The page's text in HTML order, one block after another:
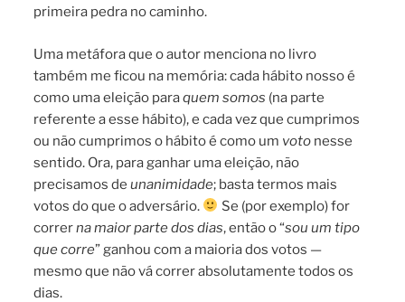
primeira pedra no caminho.
Uma metáfora que o autor menciona no livro
também me ficou na memória: cada hábito nosso é
como uma eleição paraquem somos (na parte
referente a esse hábito), e cada vez que cumprimos
ou não cumprimos o hábito é como um voto nesse
sentido. Ora, para ganhar uma eleição, não
precisamos deunanimidade; basta termos mais
votos do que o adversário.
Se (por exemplo) for
correrna maior parte dos dias, então o “sou um tipo
que corre” ganhou com a maioria dos votos —
mesmo que não vá correr absolutamente todos os
dias.